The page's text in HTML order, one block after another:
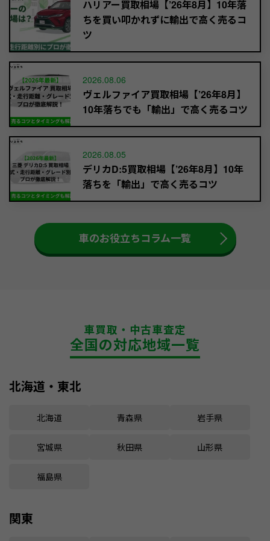
ハリアー買取相場【’26年8月】10年落
ちを買い叩かれずに輸出で高く売るコ
ツ
2026.08.06
ヴェルファイア買取相場【’26年8月】
10年落ちでも「輸出」で高く売るコツ
2026.08.05
デリカD:5買取相場【’26年8月】10年
落ちを「輸出」で高く売るコツ
車のお役立ちコラム一覧
車買取・中古車査定
全国の対応地域一覧
北海道・東北
北海道 青森県 岩手県
宮城県 秋田県 山形県
福島県
関東